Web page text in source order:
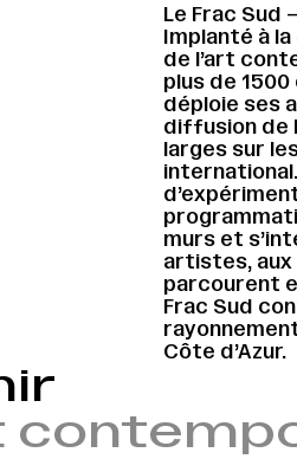
Le Frac Sud
Implanté à
de l’art
plus de
déploie ses
diffusion de
larges sur
murs et
artistes, aux
parcourent
Frac Sud
Côte d’Azur.